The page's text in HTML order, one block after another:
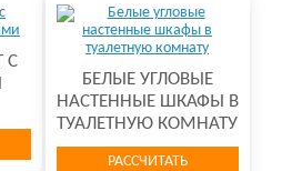
С
БЕЛЫЕ УГЛОВЫЕ
НАСТЕННЫЕ ШКАФЫ В
ТУАЛЕТНУЮ КОМНАТУ
РАССЧИТАТЬ